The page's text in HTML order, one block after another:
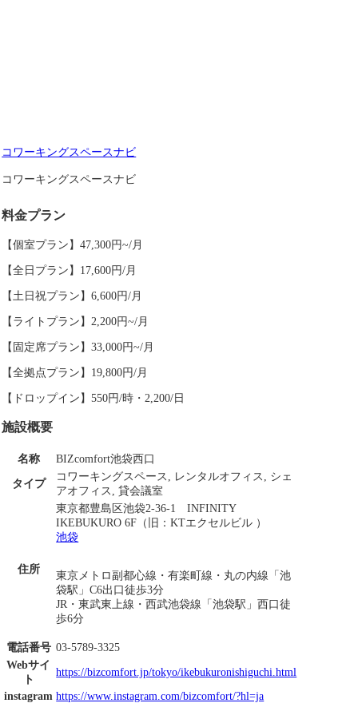
コワーキングスペースナビ
コワーキングスペースナビ
料金プラン
【個室プラン】47,300円~/月
【全日プラン】17,600円/月
【土日祝プラン】6,600円/月
【ライトプラン】2,200円~/月
【固定席プラン】33,000円~/月
【全拠点プラン】19,800円/月
【ドロップイン】550円/時・2,200/日
施設概要
名称 BIZcomfort池袋西口
タイプ
コワーキングスペース, レンタルオフィス, シェ
アオフィス, 貸会議室
住所
東京都豊島区池袋2-36-1 INFINITY
IKEBUKURO 6F（旧：KTエクセルビル ）
池袋
東京メトロ副都心線・有楽町線・丸の内線「池
袋駅」C6出口徒歩3分
JR・東武東上線・西武池袋線「池袋駅」西口徒
歩6分
電話番号 03-5789-3325
Webサイ
ト
https://bizcomfort.jp/tokyo/ikebukuronishiguchi.html
instagram https://www.instagram.com/bizcomfort/?hl=ja